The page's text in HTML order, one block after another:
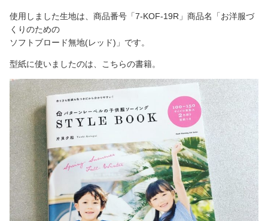
使用しました生地は、商品番号「7-KOF-19R」商品名「お洋服づ
くりのための
ソフトブロード無地(レッド)」です。
型紙に使いましたのは、こちらの書籍。